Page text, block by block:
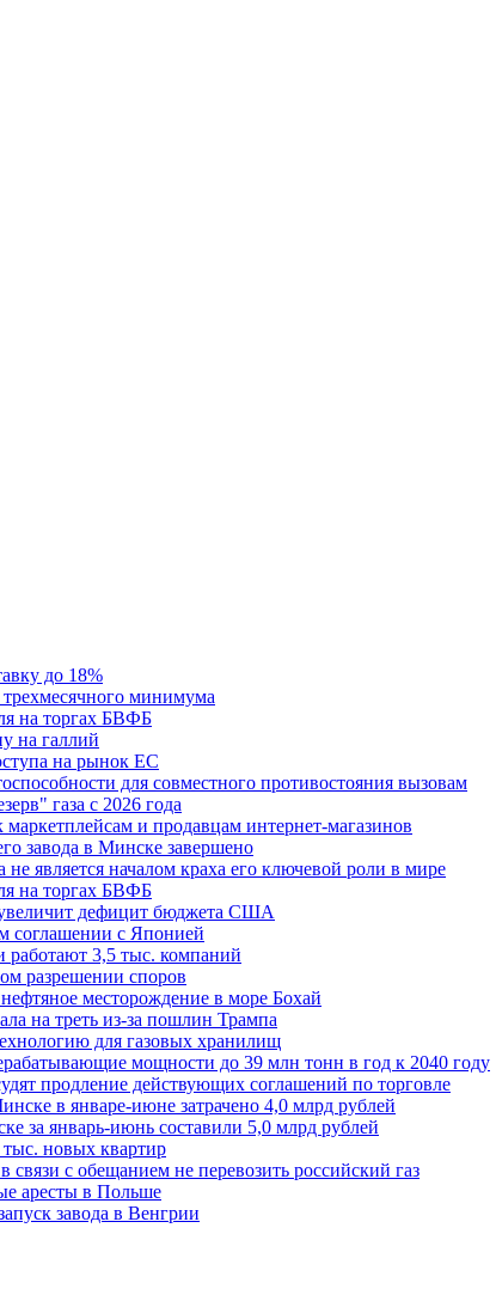
до 18%
минимума
на торгах БВФБ
на галлий
на рынок ЕС
для совместного противостояния вызовам
газа с 2026 года
и продавцам интернет-магазинов
завода в Минске завершено
является началом краха его ключевой роли в мире
на торгах БВФБ
дефицит бюджета США
соглашении с Японией
3,5 тыс. компаний
разрешении споров
месторождение в море Бохай
на треть из-за пошлин Трампа
для газовых хранилищ
мощности до 39 млн тонн в год к 2040 году
продление действующих соглашений по торговле
в январе-июне затрачено 4,0 млрд рублей
за январь-июнь составили 5,0 млрд рублей
новых квартир
с обещанием не перевозить российский газ
аресты в Польше
завода в Венгрии